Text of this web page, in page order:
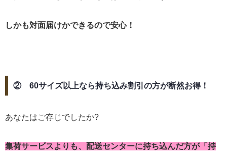
しかも対面届けかできるので安心！
② 60サイズ以上なら持ち込み割引の方が断然お得！
あなたはご存じでしたか?
集荷サービスよりも、配送センターに持ち込んだ方が「持